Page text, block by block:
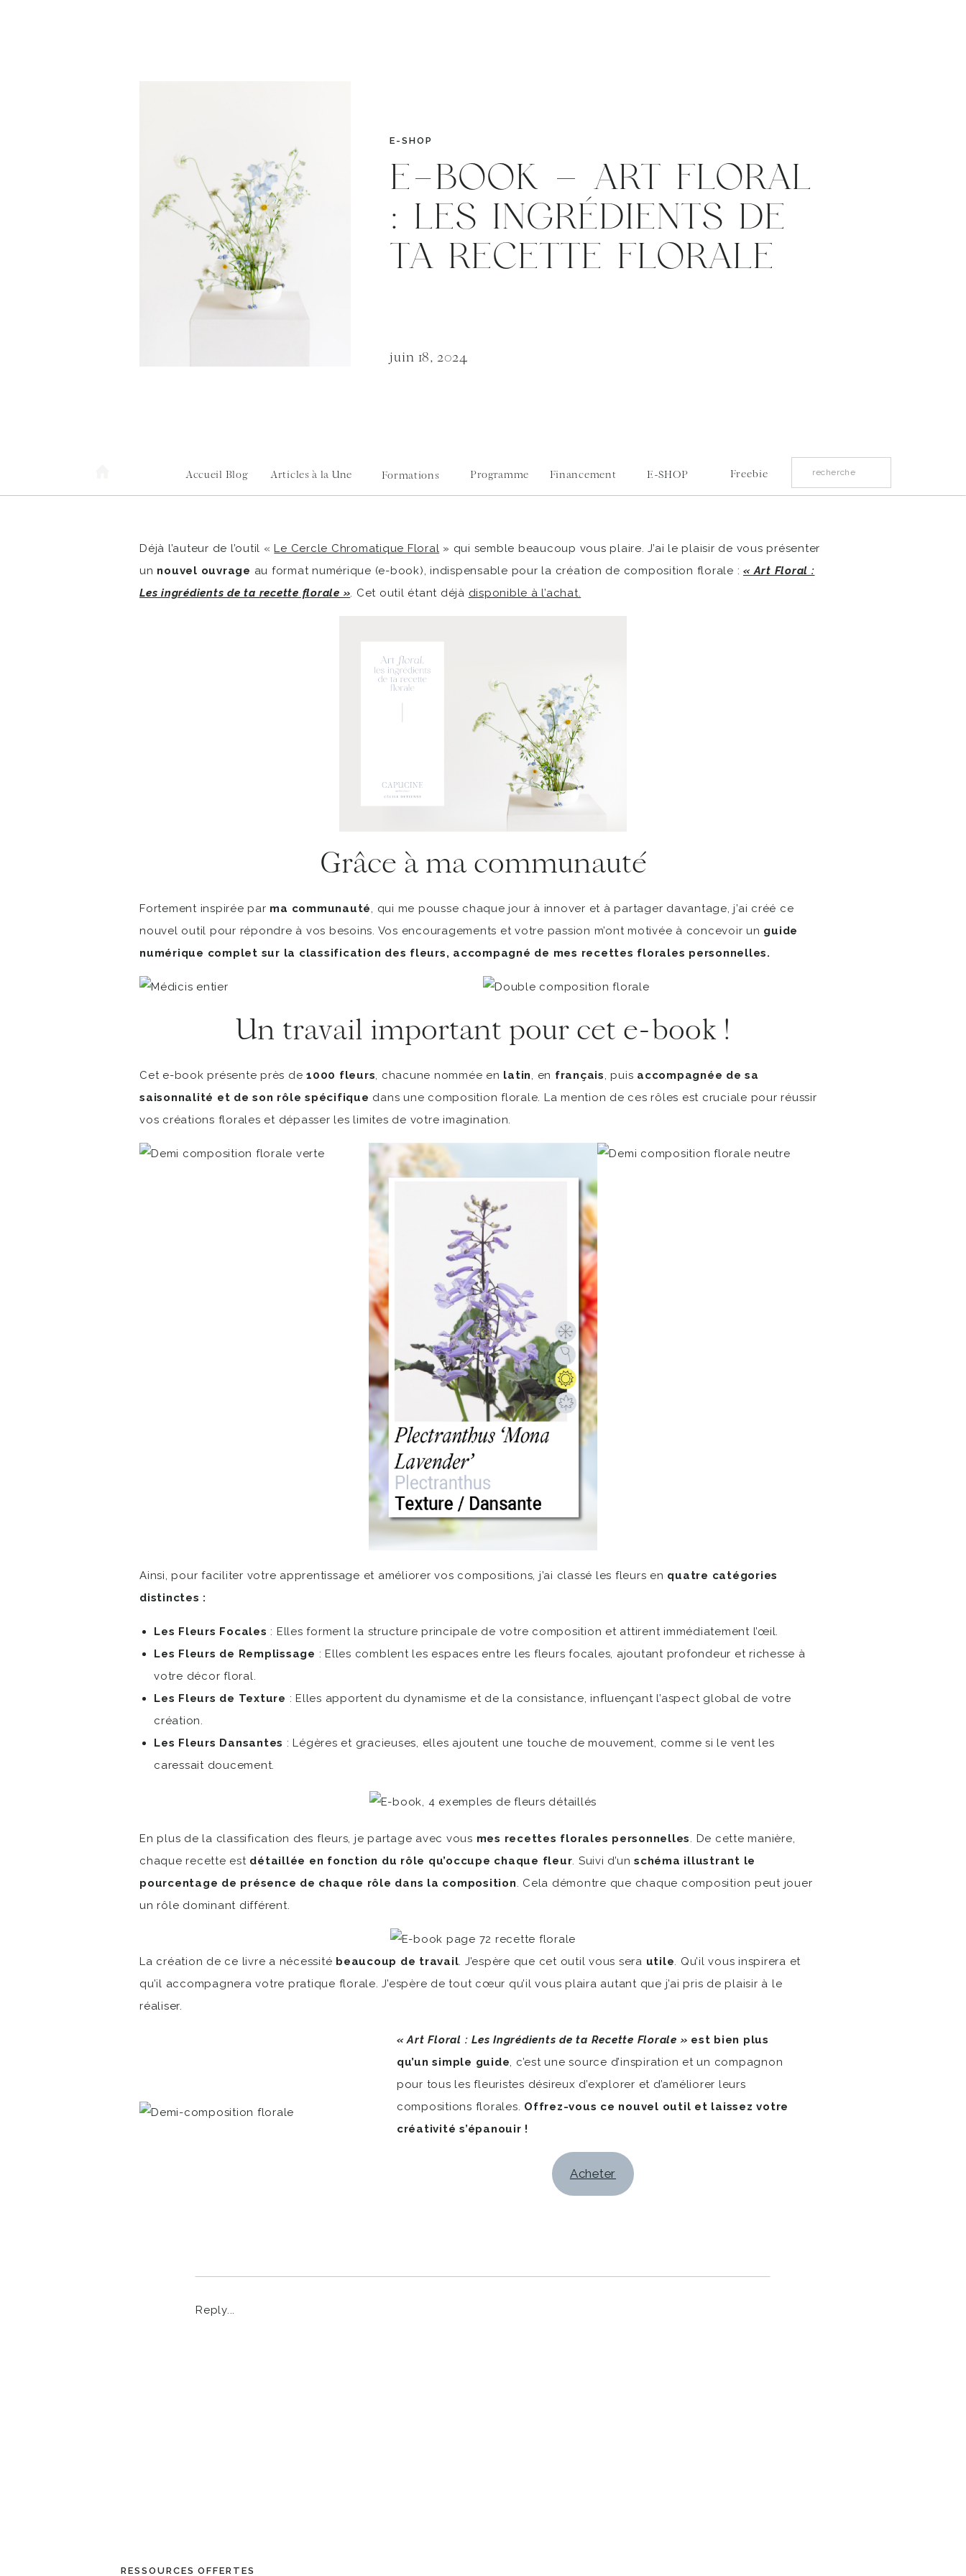
E-SHOP
E-BOOK – ART FLORAL
: LES INGRÉDIENTS DE
TA RECETTE FLORALE
juin 18, 2024
Search
Accueil Blog Formations Programme Financement E-SHOP Freebie
Articles à la Une
Déjà l’auteur de l’outil «Le Cercle Chromatique Floral » qui semble beaucoup vous plaire. J’ai le plaisir de vous présenter
un nouvel ouvrage au format numérique (e-book), indispensable pour la création de composition florale : « Art Floral :
Les ingrédients de ta recette florale ». Cet outil étant déjà disponible à l’achat.
Grâce à ma communauté
Fortement inspirée par ma communauté, qui me pousse chaque jour à innover et à partager davantage, j’ai créé ce
nouvel outil pour répondre à vos besoins. Vos encouragements et votre passion m’ont motivée à concevoir un guide
numérique complet sur la classification des fleurs, accompagné de mes recettes florales personnelles.
Un travail important pour cet e-book !
Cet e-book présente près de 1000 fleurs, chacune nommée en latin, en français, puis accompagnée de sa
saisonnalité et de son rôle spécifique dans une composition florale. La mention de ces rôles est cruciale pour réussir
vos créations florales et dépasser les limites de votre imagination.
Ainsi, pour faciliter votre apprentissage et améliorer vos compositions, j’ai classé les fleurs en quatre catégories
distinctes :
Les Fleurs Focales : Elles forment la structure principale de votre composition et attirent immédiatement l’œil.
Les Fleurs de Remplissage : Elles comblent les espaces entre les fleurs focales, ajoutant profondeur et richesse à
votre décor floral.
Les Fleurs de Texture : Elles apportent du dynamisme et de la consistance, influençant l’aspect global de votre
création.
Les Fleurs Dansantes : Légères et gracieuses, elles ajoutent une touche de mouvement, comme si le vent les
caressait doucement.
En plus de la classification des fleurs, je partage avec vous mes recettes florales personnelles
. De cette manière,
chaque recette est détaillée en fonction du rôle qu’occupe chaque fleur . Suivi d’un schéma illustrant le
pourcentage de présence de chaque rôle dans la composition . Cela démontre que chaque composition peut jouer
un rôle dominant différent.
La création de ce livre a nécessité beaucoup de travail . J’espère que cet outil vous sera utile . Qu’il vous inspirera et
qu’il accompagnera votre pratique florale. J’espère de tout cœur qu’il vous plaira autant que j’ai pris de plaisir à le
réaliser.
« Art Floral : Les Ingrédients de ta Recette Florale » est bien plus
qu’un simple guide , c’est une source d’inspiration et un compagnon
pour tous les fleuristes désireux d’explorer et d’améliorer leurs
compositions florales. Offrez-vous ce nouvel outil et laissez votre
créativité s’épanouir !
Acheter
Reply...
RESSOURCES OFFERTES